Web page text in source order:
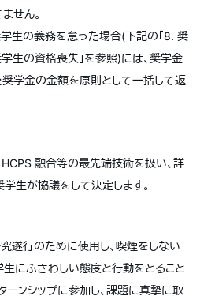
せん。
生の義務を怠った場合(下記の「8. 奨
生の資格喪失」を参照)には、奨学金
奨学金の金額を原則として一括して返
HCPS 融合等の最先端技術を扱い、詳
生が協議をして決定します。
遂行のために使用し、喫煙をしない
生にふさわしい態度と行動をとること
ーンシップに参加し、課題に真摯に取